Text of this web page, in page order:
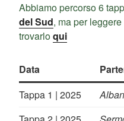
Abbiamo percorso 6
del Sud, ma per
trovarloqui
Data
Tappa 1 | 2025